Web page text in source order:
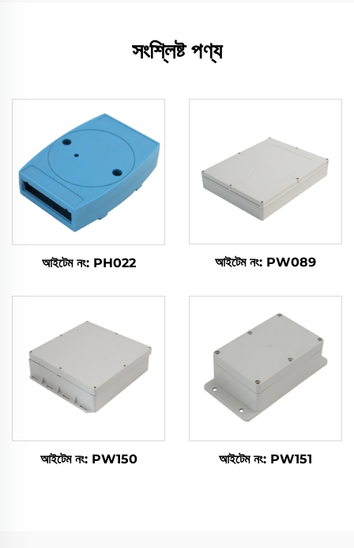
সংশ্লিষ্ট পণ্য
আইটেম নং: PH022 আইটেম নং: PW089
আইটেম নং: PW150 আইটেম নং: PW151